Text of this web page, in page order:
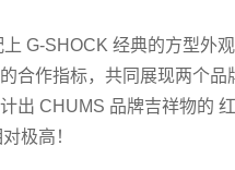
G-SHOCK 经典的方型外
合作指标，共同展现两个品
出 CHUMS 品牌吉祥物的
极高！